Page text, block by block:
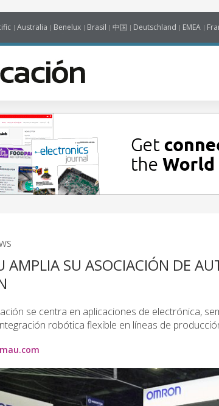
Australia Benelux Brasil 中国 Deutschland EMEA
AMPLIA SU ASOCIACIÓN DE
se centra en aplicaciones de electrónica,
robótica flexible en líneas de